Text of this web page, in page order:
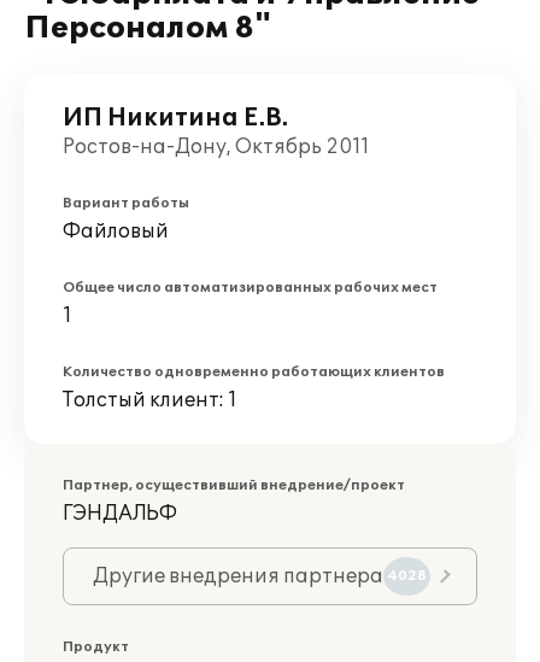
Персоналом 8"
ИП Никитина Е.В.
Ростов-на-Дону, Октябрь 2011
Вариант работы
Файловый
Общее число автоматизированных рабочих мест
1
Количество одновременно работающих клиентов
Толстый клиент: 1
Партнер, осуществивший внедрение/проект
ГЭНДАЛЬФ
Другие внедрения партнера 4028
Продукт